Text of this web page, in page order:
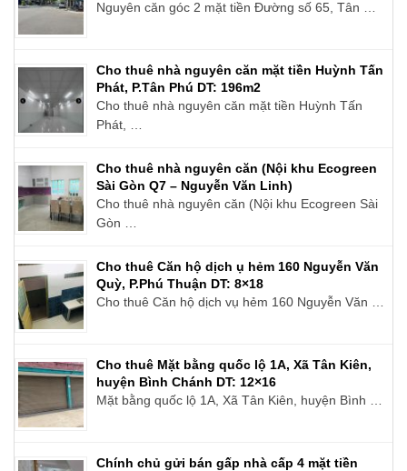
Nguyên căn góc 2 mặt tiền Đường số 65, Tân …
Cho thuê nhà nguyên căn mặt tiền Huỳnh Tấn
Phát, P.Tân Phú DT: 196m2
Cho thuê nhà nguyên căn mặt tiền Huỳnh Tấn
Phát, …
Cho thuê nhà nguyên căn (Nội khu Ecogreen
Sài Gòn Q7 – Nguyễn Văn Linh)
Cho thuê nhà nguyên căn (Nội khu Ecogreen Sài
Gòn …
Cho thuê Căn hộ dịch ụ hẻm 160 Nguyễn Văn
Quỳ, P.Phú Thuận DT: 8×18
Cho thuê Căn hộ dịch vụ hẻm 160 Nguyễn Văn …
Cho thuê Mặt bằng quốc lộ 1A, Xã Tân Kiên,
huyện Bình Chánh DT: 12×16
Mặt bằng quốc lộ 1A, Xã Tân Kiên, huyện Bình …
Chính chủ gửi bán gấp nhà cấp 4 mặt tiền